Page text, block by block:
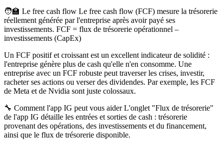
🧑‍🏫 Le free cash flow Le free cash flow (FCF) mesure la trésorerie
réellement générée par l'entreprise après avoir payé ses
investissements. FCF = flux de trésorerie opérationnel –
investissements (CapEx)
Un FCF positif et croissant est un excellent indicateur de solidité :
l'entreprise génère plus de cash qu'elle n'en consomme. Une
entreprise avec un FCF robuste peut traverser les crises, investir,
racheter ses actions ou verser des dividendes. Par exemple, les FCF
de Meta et de Nvidia sont juste colossaux.
🔧 Comment l'app IG peut vous aiderL'onglet "Flux de trésorerie"
de l'app IG détaille les entrées et sorties de cash : trésorerie
provenant des opérations, des investissements et du financement,
ainsi que le flux de trésorerie disponible.